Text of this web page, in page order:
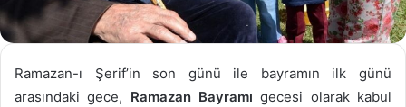
Ramazan-ı Şerif’in son günü ile bayramın ilk günü
arasındaki gece, Ramazan Bayramı gecesi olarak kabul